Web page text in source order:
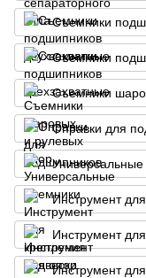
Съемники
Съемники
Съемники
Оправки для
Инcтpумeнт
Инcтpумeнт
Инструмент